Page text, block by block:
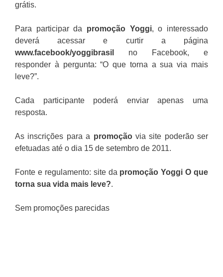
grátis.
Para participar da promoção Yoggi, o interessado
deverá acessar e curtir a página
www.facebook/yoggibrasil no Facebook, e
responder à pergunta: “O que torna a sua via mais
leve?”.
Cada participante poderá enviar apenas uma
resposta.
As inscrições para a promoçãovia site poderão ser
efetuadas até o dia 15 de setembro de 2011.
Fonte e regulamento: site da promoção Yoggi O que
torna sua vida mais leve?.
Sem promoções parecidas